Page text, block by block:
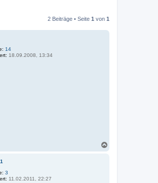
2 Beiträge • Seite 1 von 1
14
18.09.2008, 13:34
3
11.02.2011, 22:27